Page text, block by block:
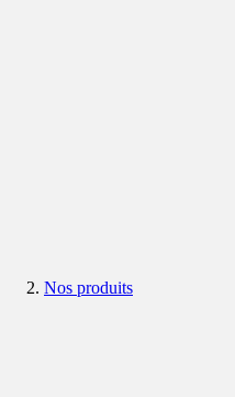
Nos produits